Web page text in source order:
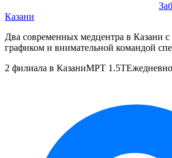
Казани
Два современных медцентра в Казани
графиком и внимательной командой
2 филиала в КазаниМРТ 1.5T